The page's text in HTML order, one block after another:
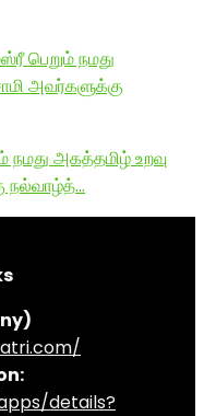
பெறும் நமது
அவர்களுக்கு
நமது அகத்தமிழ் உறவு
நல்வாழ்த்…
details?